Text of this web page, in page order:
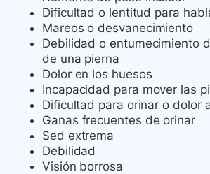
Dificultad o lentitud para
Mareos o desvanecimiento
Debilidad o entumecimiento
de una pierna
Dolor en los huesos
Incapacidad para mover las
Dificultad para orinar o dolor
Ganas frecuentes de orinar
Sed extrema
Debilidad
Visión borrosa